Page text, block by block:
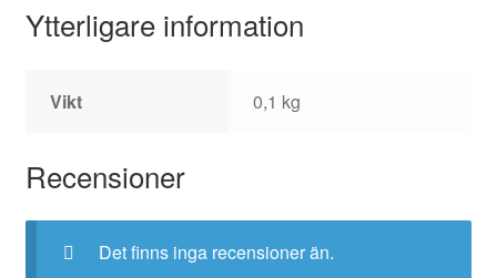
Ytterligare information
Vikt 0,1 kg
Recensioner
Det finns inga recensioner än.